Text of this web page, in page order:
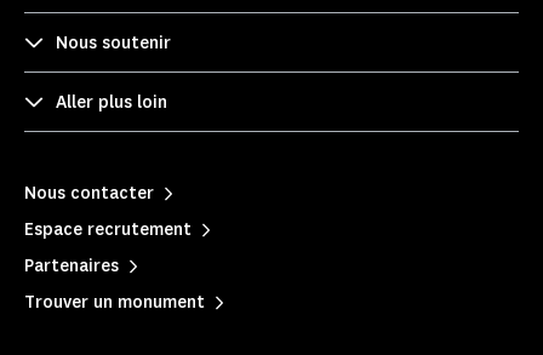
Nous soutenir
Aller plus loin
Nous contacter
Espace recrutement
Partenaires
Trouver un monument